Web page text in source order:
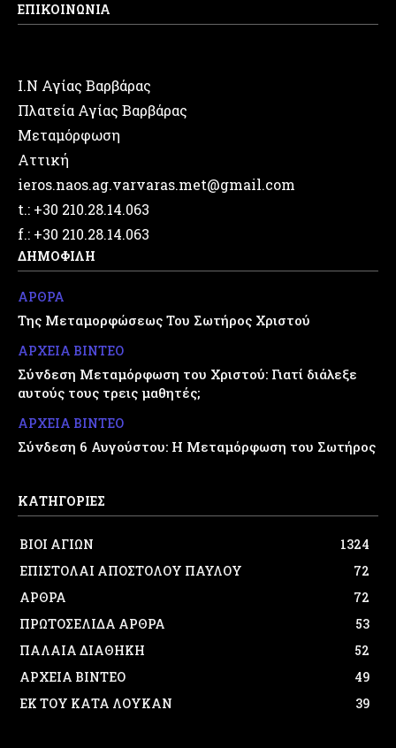
ΕΠΙΚΟΙΝΩΝΙΑ
Ι.Ν Αγίας Βαρβάρας
Πλατεία Αγίας Βαρβάρας
Μεταμόρφωση
Αττική
ieros.naos.ag.varvaras.met@gmail.com
t.: +30 210.28.14.063
f.: +30 210.28.14.063
ΔΗΜΟΦΙΛΗ
ΑΡΘΡΑ
Της Μεταμορφώσεως Του Σωτήρος Χριστού
ΑΡΧΕΙΑ ΒΙΝΤΕΟ
Σύνδεση Μεταμόρφωση του Χριστού: Γιατί διάλεξε
αυτούς τους τρεις μαθητές;
ΑΡΧΕΙΑ ΒΙΝΤΕΟ
Σύνδεση 6 Αυγούστου: Η Μεταμόρφωση του Σωτήρος
ΚΑΤΗΓΟΡΙΕΣ
ΒΙΟΙ ΑΓΙΩΝ
1324
ΕΠΙΣΤΟΛΑΙ ΑΠΟΣΤΟΛΟΥ ΠΑΥΛΟΥ
72
ΑΡΘΡΑ
72
ΠΡΩΤΟΣΕΛΙΔΑ ΑΡΘΡΑ
53
ΠΑΛΑΙΑ ΔΙΑΘΗΚΗ
52
ΑΡΧΕΙΑ ΒΙΝΤΕΟ
49
ΕΚ ΤΟΥ ΚΑΤΑ ΛΟΥΚΑΝ
39